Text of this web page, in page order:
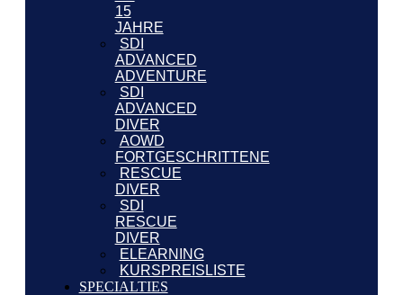
15
JAHRE
SDI
ADVANCED
ADVENTURE
SDI
ADVANCED
DIVER
AOWD
FORTGESCHRITTENE
RESCUE
DIVER
SDI
RESCUE
DIVER
ELEARNING
KURSPREISLISTE
SPECIALTIES